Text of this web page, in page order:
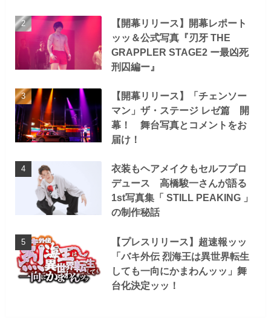
【開幕リリース】開幕レポート
ッッ＆公式写真『刃牙 THE
GRAPPLER STAGE2 ー最凶死
刑囚編ー』
【開幕リリース】「チェンソー
マン」ザ・ステージ レゼ篇 開
幕！ 舞台写真とコメントをお
届け！
衣装もヘアメイクもセルフプロ
デュース 高橋駿一さんが語る
1st写真集「 STILL PEAKING 」
の制作秘話
【プレスリリース】超速報ッッ
「バキ外伝 烈海王は異世界転生
しても一向にかまわんッッ」舞
台化決定ッッ！